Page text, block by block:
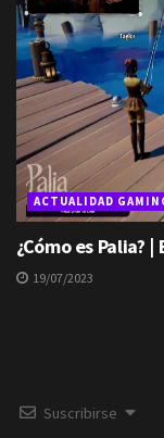
ACTUALIDAD
¿Cómo es Palia?
19/07/2023
Suscribirse